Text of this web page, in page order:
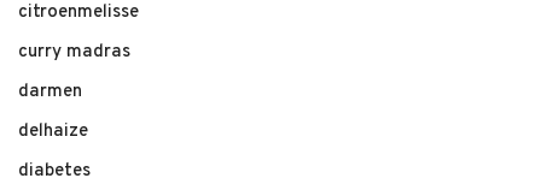
citroenmelisse
curry madras
darmen
delhaize
diabetes